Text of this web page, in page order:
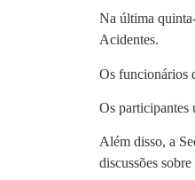
Na última
Acidentes.
Os funcionários
Os participantes
Além disso, a
discussões